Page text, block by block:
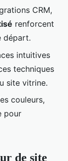
CRM,
renforcent
départ.
intuitives
techniques
site vitrine.
couleurs,
pour
de site